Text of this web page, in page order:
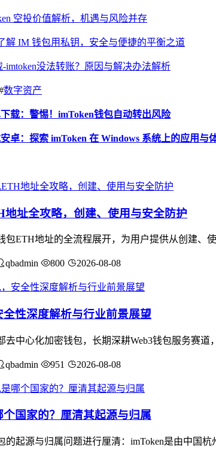
空投价值解析，机遇与风险并存
解 IM 钱包用私钥，安全与便捷的平衡之道
imtoken没法转账？原因与解决办法解析
数字资产
载：警惕！imToken钱包自动转出风险
卓：探索 imToken 在 Windows 系统上的应用与
地址全攻略，创建、使用与安全防护
包ETH地址的全流程展开，为用户提供从创建、
qbadmin 800 2026-08-08
性深度解析与行业前景展望
去中心化加密钱包，长期深耕Web3钱包服务赛
qbadmin 951 2026-08-08
国家的？厘清其起源与归属
的起源与归属问题进行厘清：imToken是由中国